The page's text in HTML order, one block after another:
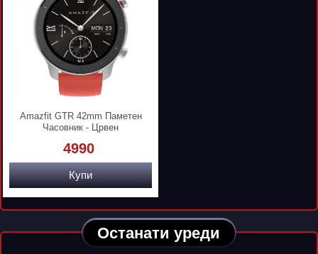
Amazfit GTR 42mm Паметен
Часовник - Црвен
4990
Купи
Останати уреди